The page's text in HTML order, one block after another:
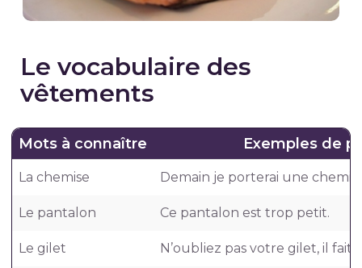
Le vocabulaire des
vêtements
Mots à connaître Exemples de
La chemise Demain je porterai une
Le pantalon Ce pantalon est trop petit.
Le gilet N’oubliez pas votre gilet, il fait